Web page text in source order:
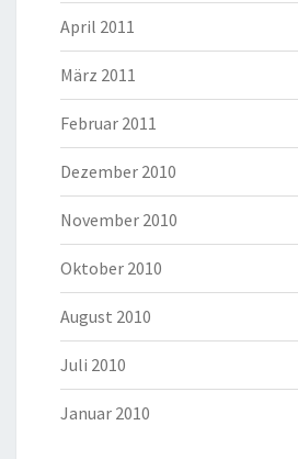
April 2011
März 2011
Februar 2011
Dezember 2010
November 2010
Oktober 2010
August 2010
Juli 2010
Januar 2010